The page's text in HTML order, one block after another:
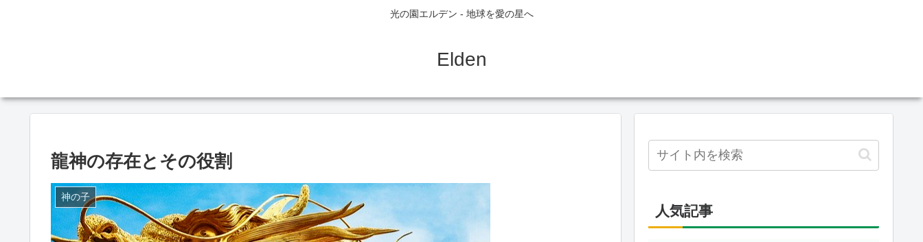
光の園エルデン - 地球を愛の星へ
Elden
龍神の存在とその役割
神の子
人気記事